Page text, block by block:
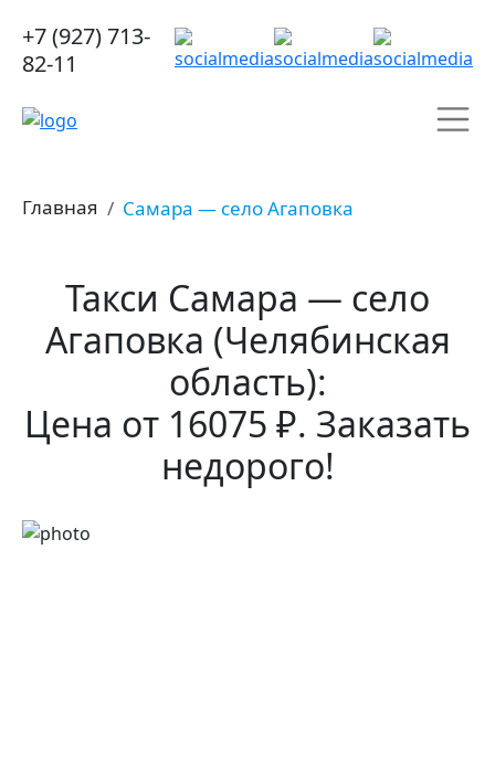
+7 (927) 713-
82-11
Главная Самара — село Агаповка
Такси Самара — село
Агаповка (Челябинская
область):
Цена от 16075 ₽. Заказать
недорого!